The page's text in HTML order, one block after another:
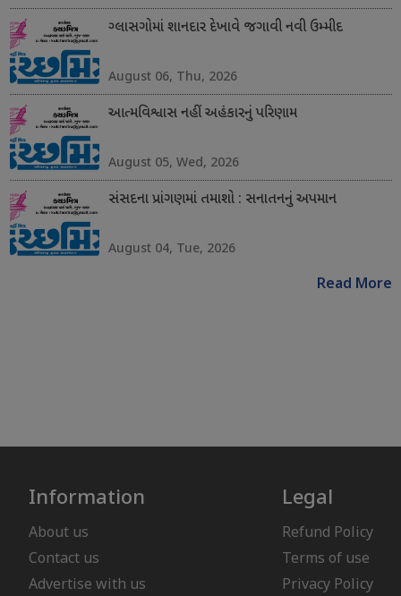
ગ્લાસગોમાં શાનદાર દેખાવે જગાવી નવી ઉમ્મીદ
August 06, Thu, 2026
આત્મવિશ્વાસ નહીં અહંકારનું પરિણામ
August 05, Wed, 2026
સંસદના પ્રાંગણમાં તમાશો : સનાતનનું અપમાન
August 04, Tue, 2026
Read More
Information
About us
Contact us
Advertise with us
Legal
Refund Policy
Terms of use
Privacy Policy